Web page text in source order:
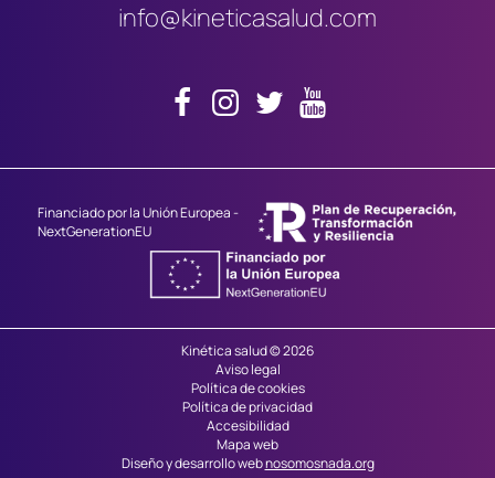
info@kineticasalud.com
Financiado por la Unión Europea -
NextGenerationEU
Kinética salud © 2026
Aviso legal
Política de cookies
Política de privacidad
Accesibilidad
Mapa web
Diseño y desarrollo webnosomosnada.org